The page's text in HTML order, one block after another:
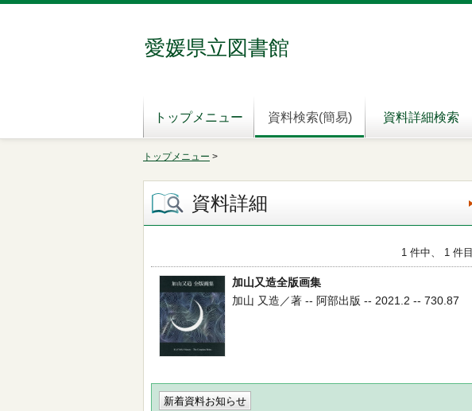
愛媛県立図書館
トップメニュー 資料検索(簡易) 資料詳細検索
トップメニュー >
資料詳細
1 件中、 1 件目
加山又造全版画集
加山 又造／著 -- 阿部出版 -- 2021.2 -- 730.87
新着資料お知らせ